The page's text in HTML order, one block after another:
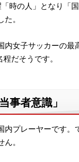
時の人」となり「
。
女子サッカーの
だそうです。
事者意識」
プレーヤーです
。